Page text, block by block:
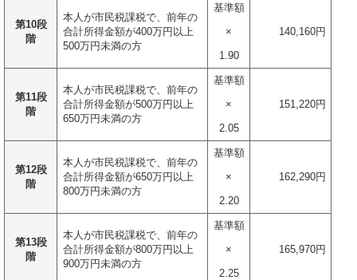
第10段
階
本人が市民税課税で、前年の
合計所得金額が400万円以上
500万円未満の方
基準額
140,160円
×
1.90
第11段
階
本人が市民税課税で、前年の
合計所得金額が500万円以上
650万円未満の方
基準額
151,220円
×
2.05
第12段
階
本人が市民税課税で、前年の
合計所得金額が650万円以上
800万円未満の方
基準額
162,290円
×
2.20
第13段
階
本人が市民税課税で、前年の
合計所得金額が800万円以上
900万円未満の方
基準額
165,970円
×
2.25